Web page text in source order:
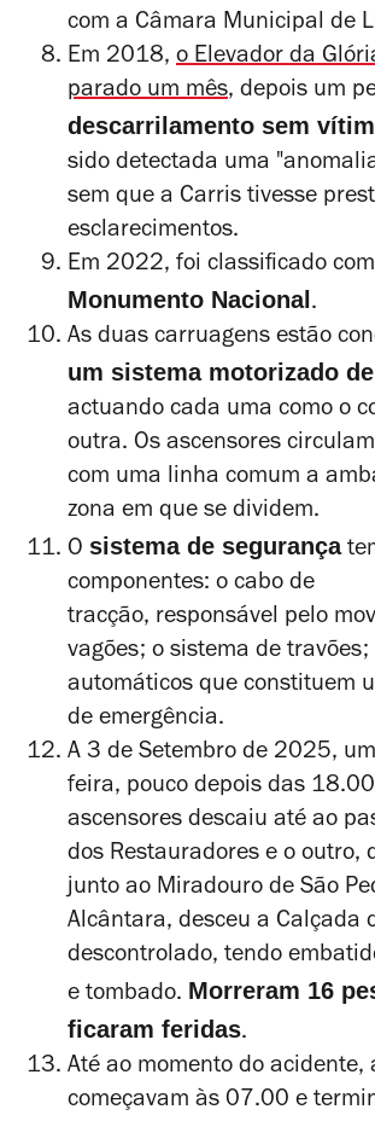
com a Câmara Municipal de
Em 2018, o Elevador da
parado um mês, depois um
descarrilamento sem
sido detectada uma
sem que a Carris tivesse
esclarecimentos.
Em 2022, foi classificado
Monumento Nacional .
As duas carruagens estão
um sistema motorizado
actuando cada uma como o
outra. Os ascensores
com uma linha comum a
zona em que se dividem.
O sistema de segurança
componentes: o cabo de
tracção, responsável pelo
vagões; o sistema de travões;
automáticos que constituem
de emergência.
A 3 de Setembro de 2025,
feira, pouco depois das
ascensores descaiu até ao
dos Restauradores e o outro,
junto ao Miradouro de São
Alcântara, desceu a Calçada
descontrolado, tendo
e tombado. Morreram 16
ficaram feridas.
Até ao momento do acidente,
começavam às 07.00 e